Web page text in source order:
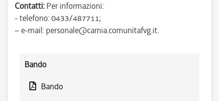
Contatti: Per informazioni:
- telefono: 0433/487711;
– e-mail: personale@carnia.comunitafvg.it.
Bando
Bando